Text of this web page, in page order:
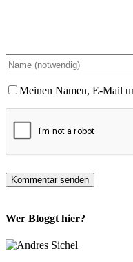
Meinen Namen, E-Mail
Wer Bloggt hier?